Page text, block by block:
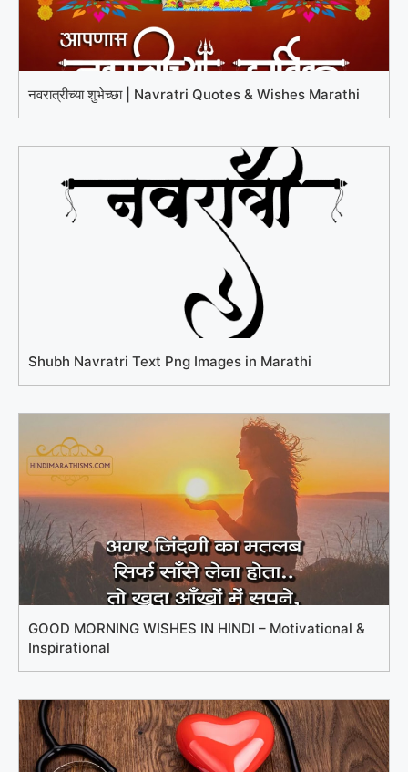
नवरात्रीच्या शुभेच्छा | Navratri Quotes & Wishes Marathi
Shubh Navratri Text Png Images in Marathi
GOOD MORNING WISHES IN HINDI – Motivational &
Inspirational